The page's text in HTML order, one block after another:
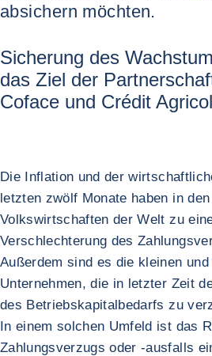
absichern möchten.
Sicherung des
das Ziel der
Coface und Crédit
Die Inflation und der
letzten zwölf Monate haben in
Volkswirtschaften der Welt zu
Verschlechterung des
Außerdem sind es die kleinen
Unternehmen, die in letzter Zeit
des Betriebskapitalbedarfs zu
In einem solchen Umfeld ist das
Zahlungsverzugs oder -ausfalls